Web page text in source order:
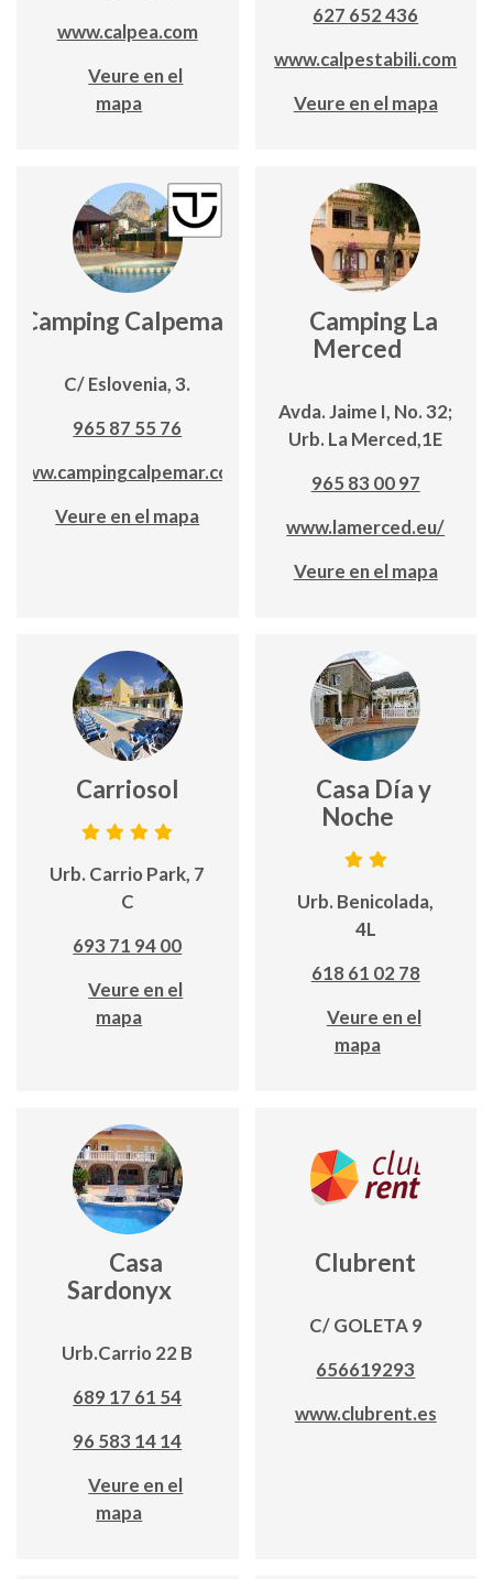
www.calpea.com
Veure en el
mapa
627 652 436
www.calpestabili.com
Veure en el mapa
Camping Calpemar
C/ Eslovenia, 3.
965 87 55 76
www.campingcalpemar.com
Veure en el mapa
Camping La
Merced
Avda. Jaime I, No. 32;
Urb. La Merced,1E
965 83 00 97
www.lamerced.eu/
Veure en el mapa
Carriosol
Urb. Carrio Park, 7
C
693 71 94 00
Veure en el
mapa
Casa Día y
Noche
Urb. Benicolada,
4L
618 61 02 78
Veure en el
mapa
Casa
Sardonyx
Urb.Carrio 22 B
689 17 61 54
96 583 14 14
Veure en el
mapa
Clubrent
C/ GOLETA 9
656619293
www.clubrent.es